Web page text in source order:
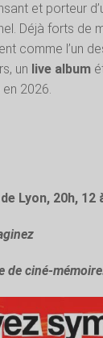
et porteur
Déjà forts de
comme l’un
un live album
2026.
Lyon, 20h, 12
de ciné-